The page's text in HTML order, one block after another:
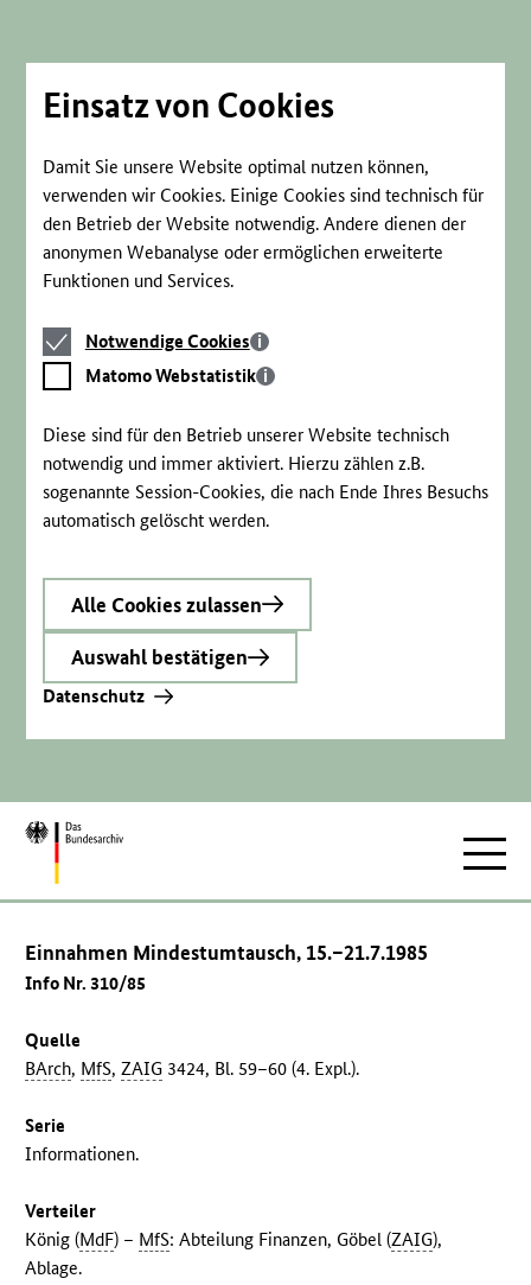
Einsatz von Cookies
Damit Sie unsere Website optimal nutzen können,
verwenden wir Cookies. Einige Cookies sind technisch für
den Betrieb der Website notwendig. Andere dienen der
anonymen Webanalyse oder ermöglichen erweiterte
Funktionen und Services.
Notwendige
Cookies
Notwendige Cookies
Matomo
Webstatistik
Matomo Webstatistik
Diese sind für den Betrieb unserer Website technisch
notwendig und immer aktiviert. Hierzu zählen z.B.
sogenannte Session-Cookies, die nach Ende Ihres Besuchs
automatisch gelöscht werden.
Alle Cookies zulassen
Auswahl bestätigen
Datenschutz
Zur
Einnahmen Mindestumtausch, 15.–21.7.1985
Info Nr. 310/85
Quelle
BArch, MfS,ZAIG 3424, Bl. 59–60 (4. Expl.).
Serie
Informationen.
Verteiler
König (MdF) – MfS: Abteilung Finanzen, Göbel (ZAIG),
Ablage.